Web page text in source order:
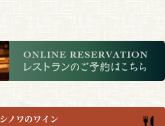
シノワのワイン